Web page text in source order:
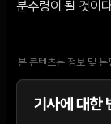
분수령이 될 것이
본 콘텐츠는 정보 및 논
기사에 대한